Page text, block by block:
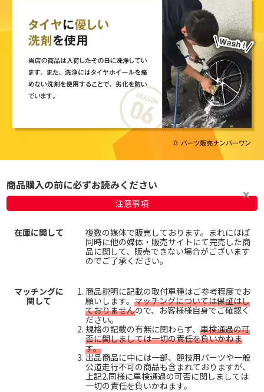
商品購入の前に必ずお読みください
注意事項
在庫に関して
複数の媒体で販売しております。まれにほぼ
同時に他の媒体・販売サイトにて完売した商
品に関して、販売できない場合がございます
のでご了承ください。
マッチングに
関して
商品説明に記載の取付車種はご参考程度でお
願いします。 マッチングについては保証はし
ておりませんので、お客様様自身でご確認く
ださい。
規格の記載の有無に関わらず、 車検通過の可
否に関しましては一切の責任を負いかねま
す。
出品商品に中には一部、競技用パーツや一般
公道走行不可の商品も含まれておりますが、
上記2.同様に車検通過の可否に関しましては
一切の責任を負いかねます。